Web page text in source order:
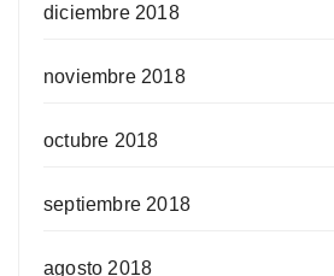
diciembre 2018
noviembre 2018
octubre 2018
septiembre 2018
agosto 2018